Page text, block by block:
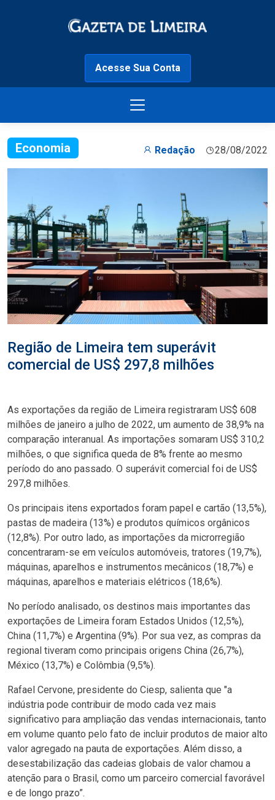
Acesse Sua Conta
Economia Redação 28/08/2022
Região de Limeira tem superávit
comercial de US$ 297,8 milhões
As exportações da região de Limeira registraram US$ 608
milhões de janeiro a julho de 2022, um aumento de 38,9% na
comparação interanual. As importações somaram US$ 310,2
milhões, o que significa queda de 8% frente ao mesmo
período do ano passado. O superávit comercial foi de US$
297,8 milhões.
Os principais itens exportados foram papel e cartão (13,5%),
pastas de madeira (13%) e produtos químicos orgânicos
(12,8%). Por outro lado, as importações da microrregião
concentraram-se em veículos automóveis, tratores (19,7%),
máquinas, aparelhos e instrumentos mecânicos (18,7%) e
máquinas, aparelhos e materiais elétricos (18,6%).
No período analisado, os destinos mais importantes das
exportações de Limeira foram Estados Unidos (12,5%),
China (11,7%) e Argentina (9%). Por sua vez, as compras da
regional tiveram como principais origens China (26,7%),
México (13,7%) e Colômbia (9,5%).
Rafael Cervone, presidente do Ciesp, salienta que "a
indústria pode contribuir de modo cada vez mais
significativo para ampliação das vendas internacionais, tanto
em volume quanto pelo fato de incluir produtos de maior alto
valor agregado na pauta de exportações. Além disso, a
desestabilização das cadeias globais de valor chamou a
atenção para o Brasil, como um parceiro comercial favorável
e de longo prazo”.